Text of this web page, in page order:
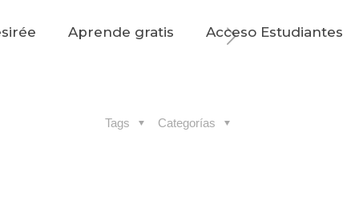
Aprende gratis Acceso Estudiantes
Categorías
Tags